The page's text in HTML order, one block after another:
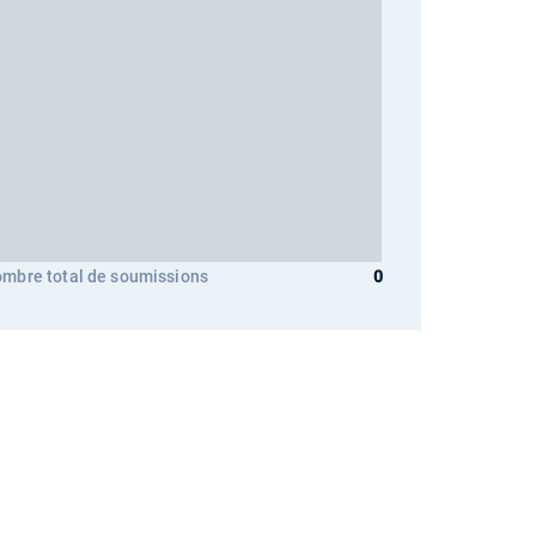
total de soumissions 0